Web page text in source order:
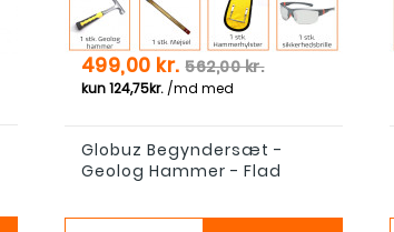
Pris
499,00 kr. Normal pris
562,00 kr.
Globuz Begyndersæt -
Geolog Hammer - Flad